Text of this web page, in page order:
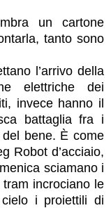
un cartone
tanto sono
l’arrivo della
elettriche dei
invece hanno il
battaglia fra i
bene. È come
Robot d’acciaio,
sciamano i
incrociano le
i proiettili di